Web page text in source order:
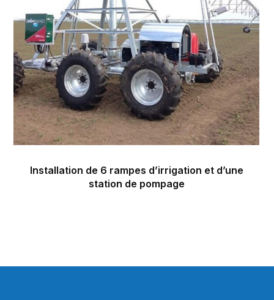
Installation de 6 rampes d’irrigation et d’une
station de pompage